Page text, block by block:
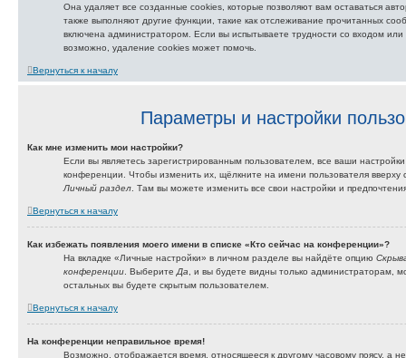
Она удаляет все созданные cookies, которые позволяют вам оставаться
также выполняют другие функции, такие как отслеживание прочитанных
включена администратором. Если вы испытываете трудности со входом
возможно, удаление cookies может помочь.
Вернуться к началу
Параметры и настройки
Как мне изменить мои настройки?
Если вы являетесь зарегистрированным пользователем, все ваши
конференции. Чтобы изменить их, щёлкните на имени пользователя вверху
Личный раздел . Там вы можете изменить все свои настройки и
Вернуться к началу
Как избежать появления моего имени в списке «Кто сейчас на конференции»?
На вкладке «Личные настройки» в личном разделе вы найдёте опцию
конференции . Выберите Да , и вы будете видны только администраторам,
остальных вы будете скрытым пользователем.
Вернуться к началу
На конференции неправильное время!
Возможно, отображается время, относящееся к другому часовому поясу, а